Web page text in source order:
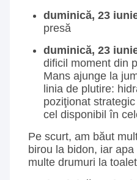
duminică, 23
presă
duminică, 23
dificil moment din
Mans ajunge la
linia de plutire:
poziţionat
cel disponibil în
Pe scurt, am băut
birou la bidon, iar
multe drumuri la